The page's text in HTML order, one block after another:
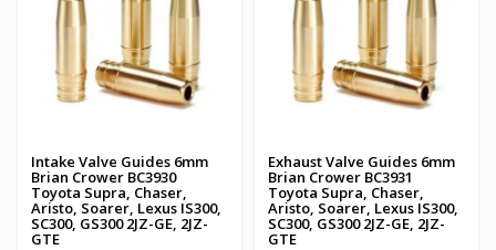
Intake Valve Guides 6mm
Brian Crower BC3930
Toyota Supra, Chaser,
Aristo, Soarer, Lexus IS300,
SC300, GS300 2JZ-GE, 2JZ-
GTE
Exhaust Valve Guides 6mm
Brian Crower BC3931
Toyota Supra, Chaser,
Aristo, Soarer, Lexus IS300,
SC300, GS300 2JZ-GE, 2JZ-
GTE